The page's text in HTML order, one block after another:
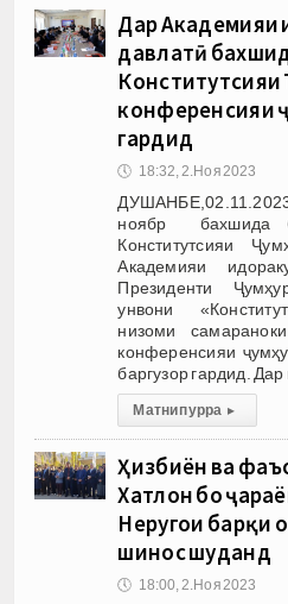
Дар Академияи
давлатӣ
Конститутсияи
конференсияи
гардид
🕔 18:32, 2.Ноя 2023
ноябр бахшида
Конститутсияи
Академияи
Президенти
унвони
низоми
конференсияи
баргузор гардид.
Матни пурра ▸
Ҳизбиён ва
Хатлон бо
Неругоҳи барқи
шинос шуданд
🕔 18:00, 2.Ноя 2023